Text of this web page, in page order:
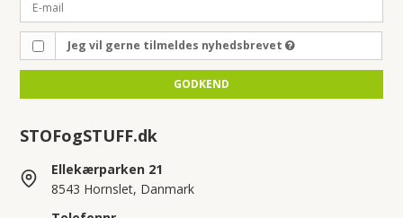
Jeg vil gerne tilmeldes nyhedsbrevet
GODKEND
STOFogSTUFF.dk
Ellekærparken 21
8543 Hornslet, Danmark